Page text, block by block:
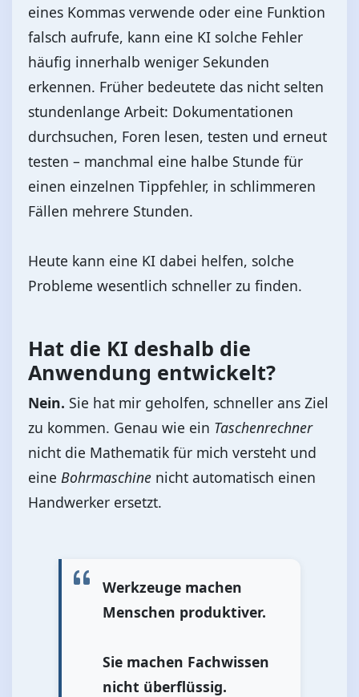
eines Kommas verwende oder eine Funktion
falsch aufrufe, kann eine KI solche Fehler
häufig innerhalb weniger Sekunden
erkennen. Früher bedeutete das nicht selten
stundenlange Arbeit: Dokumentationen
durchsuchen, Foren lesen, testen und erneut
testen – manchmal eine halbe Stunde für
einen einzelnen Tippfehler, in schlimmeren
Fällen mehrere Stunden.
Heute kann eine KI dabei helfen, solche
Probleme wesentlich schneller zu finden.
Hat die KI deshalb die
Anwendung entwickelt?
Nein. Sie hat mir geholfen, schneller ans Ziel
zu kommen. Genau wie ein Taschenrechner
nicht die Mathematik für mich versteht und
eine Bohrmaschine nicht automatisch einen
Handwerker ersetzt.
Werkzeuge machen
Menschen produktiver.
Sie machen Fachwissen
nicht überflüssig.